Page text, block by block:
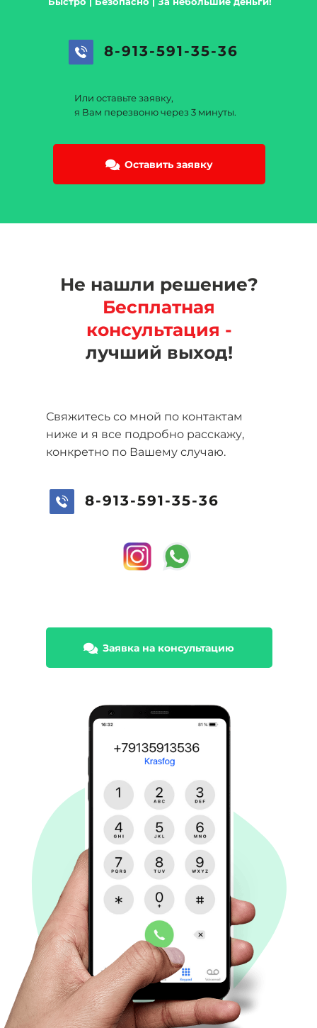
Оставить заявку
Или оставьте заявку,
я Вам перезвоню через 3 минуты.
8-913-591-35-36
Не нашли решение?
Бесплатная
консультация -
лучший выход!
Свяжитесь со мной по контактам
ниже и я все подробно расскажу,
конкретно по Вашему случаю.
8-913-591-35-36
Заявка на консультацию